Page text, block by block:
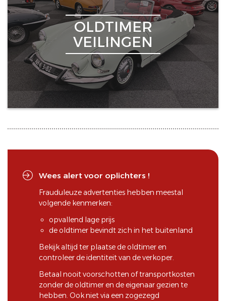
OLDTIMER
VEILINGEN
Wees alert voor oplichters !
Frauduleuze advertenties hebben meestal
volgende kenmerken:
opvallend lage prijs
de oldtimer bevindt zich in het buitenland
Bekijk altijd ter plaatse de oldtimer en
controleer de identiteit van de verkoper.
Betaal nooit voorschotten of transportkosten
zonder de oldtimer en de eigenaar gezien te
hebben. Ook niet via een zogezegd